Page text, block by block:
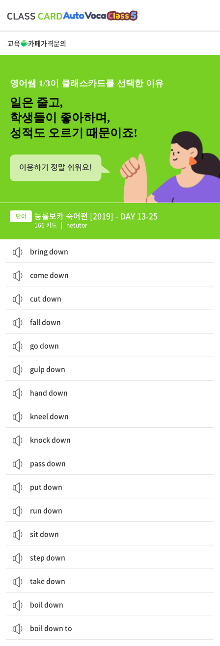
교육 카페가격문의
영어쌤 1/3이 클래스카드를 선택한 이유
일은 줄고,
학생들이 좋아하며,
성적도 오르기 때문이죠!
능률보카 숙어편 [2019] - DAY 13-25
166 카드 | netutor
bring down
come down
cut down
fall down
go down
gulp down
hand down
kneel down
knock down
pass down
put down
run down
sit down
step down
take down
boil down
boil down to